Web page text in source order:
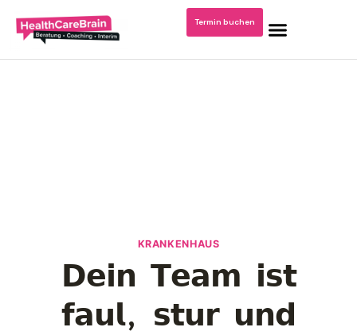
Über mich
Publikationen
Termin buchen
KRANKENHAUS
𝗗𝗲𝗶𝗻 𝗧𝗲𝗮𝗺 𝗶𝘀𝘁
𝗳𝗮𝘂𝗹, 𝘀𝘁𝘂𝗿 𝘂𝗻𝗱